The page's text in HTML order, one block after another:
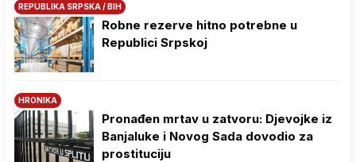
REPUBLIKA SRPSKA / BIH
Robne rezerve hitno potrebne u
Republici Srpskoj
HRONIKA
Pronađen mrtav u zatvoru: Djevojke iz
Banjaluke i Novog Sada dovodio za
prostituciju